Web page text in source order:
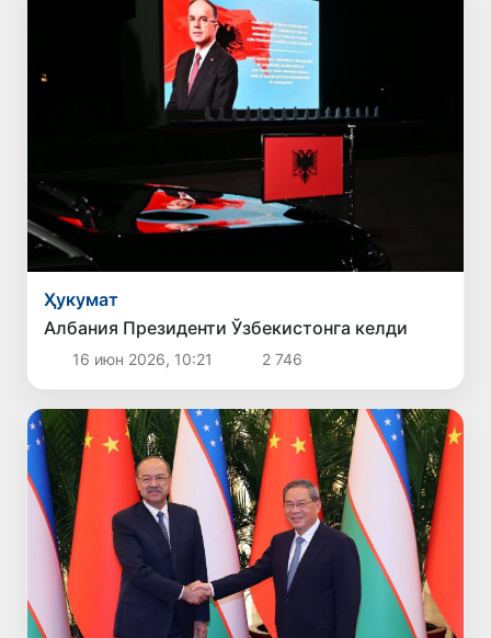
Ҳукумат
Албания Президенти Ўзбекистонга келди
16 июн 2026, 10:21 2 746